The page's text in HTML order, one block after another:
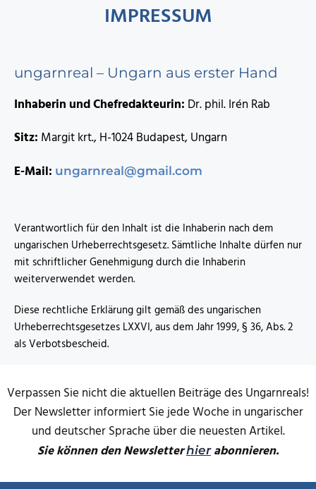
IMPRESSUM
ungarnreal – Ungarn aus erster Hand
Inhaberin und Chefredakteurin: Dr. phil. Irén Rab
Sitz: Margit krt., H-1024 Budapest, Ungarn
E-Mail: ungarnreal@gmail.com
Verantwortlich für den Inhalt ist die Inhaberin nach dem
ungarischen Urheberrechtsgesetz. Sämtliche Inhalte dürfen nur
mit schriftlicher Genehmigung durch die Inhaberin
weiterverwendet werden.
Diese rechtliche Erklärung gilt gemäß des ungarischen
Urheberrechtsgesetzes LXXVI, aus dem Jahr 1999, § 36, Abs. 2
als Verbotsbescheid.
Verpassen Sie nicht die aktuellen Beiträge des Ungarnreals!
Der Newsletter informiert Sie jede Woche in ungarischer
und deutscher Sprache über die neuesten Artikel.
Sie können den Newsletterhierabonnieren.